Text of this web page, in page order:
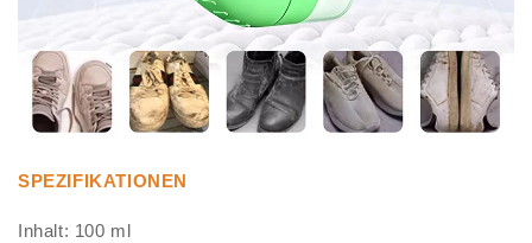
SPEZIFIKATIONEN
Inhalt: 100 ml